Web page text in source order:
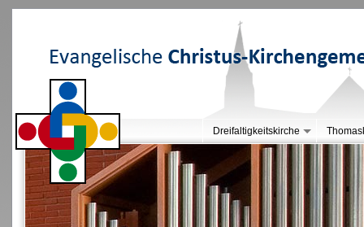
Dreifaltigkeitskirche